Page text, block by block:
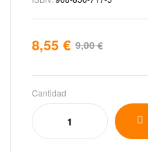
9,00€
8,55 €
Cantidad